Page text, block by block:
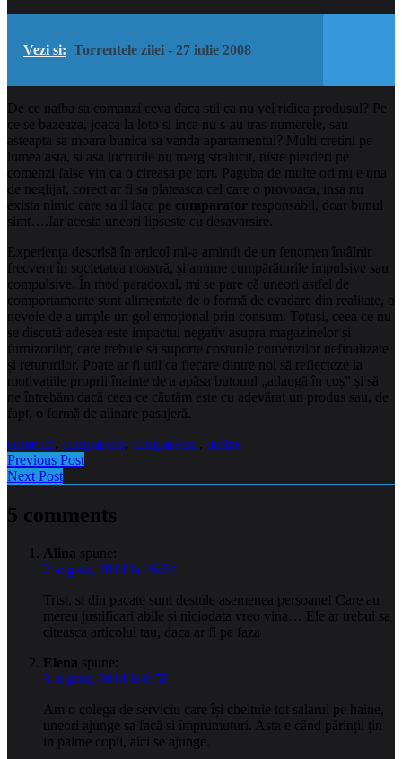
Vezi si: Torrentele zilei - 27 iulie 2008
De ce naiba sa comanzi ceva daca stii ca nu vei ridica produsul? Pe
ce se bazeaza, joaca la loto si inca nu s-au tras numerele, sau
asteapta sa moara bunica sa vanda apartamentul? Multi cretini pe
lumea asta, si asa lucrurile nu merg stralucit, niste pierderi pe
comenzi false vin ca o cireasa pe tort. Paguba de multe ori nu e una
de neglijat, corect ar fi sa plateasca cel care o provoaca, insa nu
exista nimic care sa il faca pe cumparator responsabil, doar bunul
simt….Iar acesta uneori lipseste cu desavarsire.
Experiența descrisă în articol mi-a amintit de un fenomen întâlnit
frecvent în societatea noastră, și anume cumpărăturile impulsive sau
compulsive. În mod paradoxal, mi se pare că uneori astfel de
comportamente sunt alimentate de o formă de evadare din realitate, o
nevoie de a umple un gol emoțional prin consum. Totuși, ceea ce nu
se discută adesea este impactul negativ asupra magazinelor și
furnizorilor, care trebuie să suporte costurile comenzilor nefinalizate
și retururilor. Poate ar fi util ca fiecare dintre noi să reflecteze la
motivațiile proprii înainte de a apăsa butonul „adaugă în coș” și să
ne întrebăm dacă ceea ce căutăm este cu adevărat un produs sau, de
fapt, o formă de alinare pasajeră.
comenzi, cumparator, cumparaturi, online
Previous Post
Next Post
5 comments
Alina spune:
2 august, 2014 la 16:34
Trist, si din pacate sunt destule asemenea persoane! Care au
mereu justificari abile si niciodata vreo vina… Ele ar trebui sa
citeasca articolul tau, daca ar fi pe faza
Elena spune:
3 august, 2014 la 0:52
Am o colega de serviciu care își cheltuie tot salarul pe haine,
uneori ajunge sa facă si împrumuturi. Asta e când părinții țin
in palme copii, aici se ajunge.